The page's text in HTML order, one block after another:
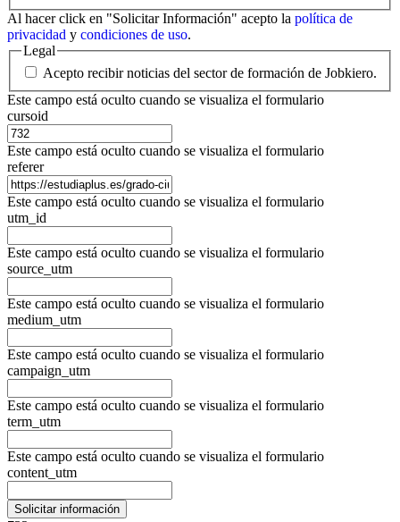
Al hacer click en "Solicitar Información" acepto la política de
privacidad y condiciones de uso.
Legal
Acepto recibir noticias del sector de formación de Jobkiero.
Este campo está oculto cuando se visualiza el formulario
cursoid
Este campo está oculto cuando se visualiza el formulario
referer
Este campo está oculto cuando se visualiza el formulario
utm_id
Este campo está oculto cuando se visualiza el formulario
source_utm
Este campo está oculto cuando se visualiza el formulario
medium_utm
Este campo está oculto cuando se visualiza el formulario
campaign_utm
Este campo está oculto cuando se visualiza el formulario
term_utm
Este campo está oculto cuando se visualiza el formulario
content_utm